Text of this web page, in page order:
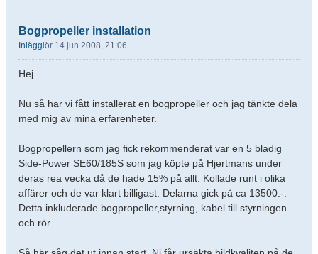
Bogpropeller installation
Inlägg lör 14 jun 2008, 21:06
Hej
Nu så har vi fått installerat en bogpropeller och jag tänkte dela
med mig av mina erfarenheter.
Bogpropellern som jag fick rekommenderat var en 5 bladig
Side-Power SE60/185S som jag köpte på Hjertmans under
deras rea vecka då de hade 15% på allt. Kollade runt i olika
affärer och de var klart billigast. Delarna gick på ca 13500:-.
Detta inkluderade bogpropeller,styrning, kabel till styrningen
och rör.